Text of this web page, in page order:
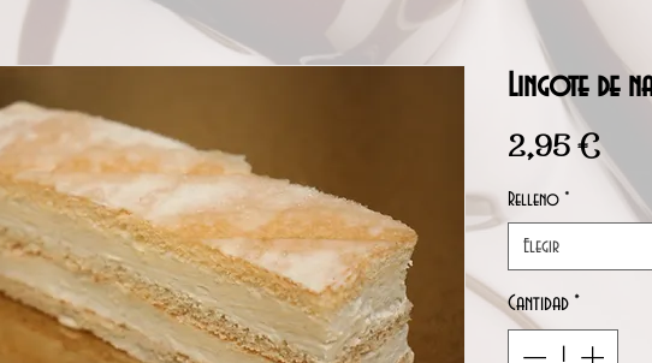
Lingote de
2,95 €Precio
Relleno *
Elegir
Cantidad *